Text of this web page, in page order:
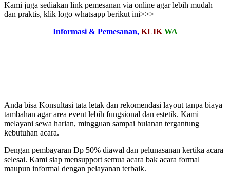
Kami juga sediakan link pemesanan via online agar lebih mudah
dan praktis, klik logo whatsapp berikut ini>>>
Informasi & Pemesanan, KLIK WA
Anda bisa Konsultasi tata letak dan rekomendasi layout tanpa biaya
tambahan agar area event lebih fungsional dan estetik. Kami
melayani sewa harian, mingguan sampai bulanan tergantung
kebutuhan acara.
Dengan pembayaran Dp 50% diawal dan pelunasanan kertika acara
selesai. Kami siap mensupport semua acara bak acara formal
maupun informal dengan pelayanan terbaik.